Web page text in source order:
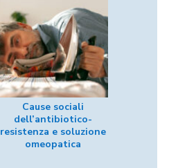
Cause sociali
dell’antibiotico-
resistenza e soluzione
omeopatica